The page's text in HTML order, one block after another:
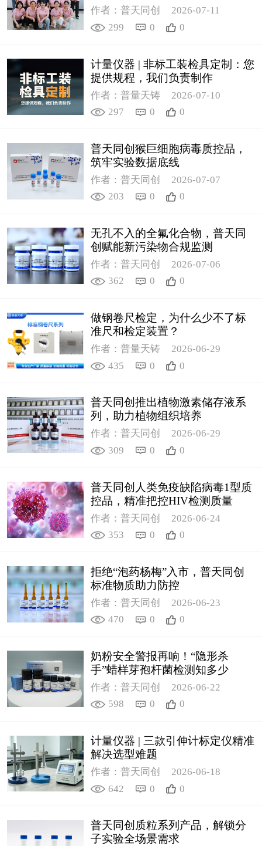
作者：普天同创
2026-07-11
299
0 0
计量仪器 | 非标工装检具定制：您
提供规程，我们负责制作
作者：普量天铸
2026-07-10
297
0 0
普天同创猴巨细胞病毒质控品，
筑牢实验数据底线
作者：普天同创
2026-07-07
203
0 0
无孔不入的全氟化合物，普天同
创赋能新污染物合规监测
作者：普天同创
2026-07-06
362
0 0
做钢卷尺检定，为什么少不了标
准尺和检定装置？
作者：普量天铸
2026-06-29
435
0 0
普天同创推出植物激素储存液系
列，助力植物组织培养
作者：普天同创
2026-06-29
309
0 0
普天同创人类免疫缺陷病毒1型质
控品，精准把控HIV检测质量
作者：普天同创
2026-06-24
353
0 0
拒绝“泡药杨梅”入市，普天同创
标准物质助力防控
作者：普天同创
2026-06-23
470
0 0
奶粉安全警报再响！“隐形杀
手”蜡样芽孢杆菌检测知多少
作者：普天同创
2026-06-22
598
0 0
计量仪器 | 三款引伸计标定仪精准
解决选型难题
作者：普天同创
2026-06-18
642
0 0
普天同创质粒系列产品，解锁分
子实验全场景需求